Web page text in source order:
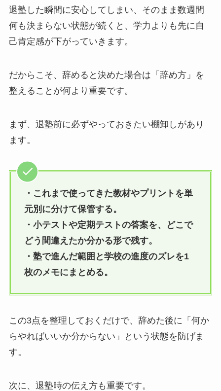
退塾した瞬間に安心してしまい、そのまま数週間
何も決まらない状態が続くと、学力よりも先に自
己肯定感が下がっていきます。
だからこそ、辞めると決めた場合は「辞め方」を
整えることが何より重要です。
まず、退塾前に必ずやっておきたい棚卸しがあり
ます。
・これまで使ってきた教材やプリントを単
元別に分けて保管する。
・小テストや定期テストの答案を、どこで
どう間違えたか分かる形で残す。
・塾で進んだ範囲と学校の進度のズレを1
枚のメモにまとめる。
この3点を整理しておくだけで、辞めた後に「何か
らやればいいか分からない」という状態を防げま
す。
次に、退塾時の伝え方も重要です。